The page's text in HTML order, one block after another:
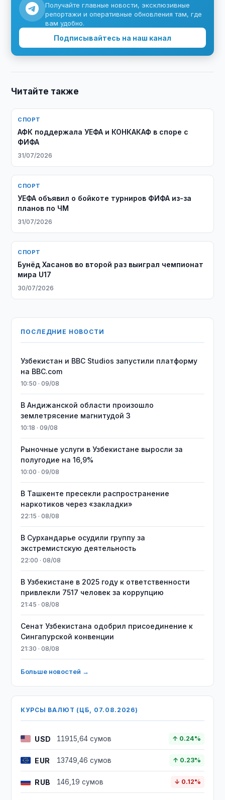
Получайте главные новости, эксклюзивные
репортажи и оперативные обновления там, где
вам удобно.
Подписывайтесь на наш канал
Читайте также
СПОРТ
АФК поддержала УЕФА и КОНКАКАФ в споре с
ФИФА
31/07/2026
СПОРТ
УЕФА объявил о бойкоте турниров ФИФА из-за
планов по ЧМ
31/07/2026
СПОРТ
Бунёд Хасанов во второй раз выиграл чемпионат
мира U17
30/07/2026
ПОСЛЕДНИЕ НОВОСТИ
Узбекистан и BBC Studios запустили платформу
на BBC.com
10:50 · 09/08
В Андижанской области произошло
землетрясение магнитудой 3
10:18 · 09/08
Рыночные услуги в Узбекистане выросли за
полугодие на 16,9%
10:00 · 09/08
В Ташкенте пресекли распространение
наркотиков через «закладки»
22:15 · 08/08
В Сурхандарье осудили группу за
экстремистскую деятельность
22:00 · 08/08
В Узбекистане в 2025 году к ответственности
привлекли 7517 человек за коррупцию
21:45 · 08/08
Сенат Узбекистана одобрил присоединение к
Сингапурской конвенции
21:30 · 08/08
Больше новостей →
КУРСЫ ВАЛЮТ (ЦБ, 07.08.2026)
USD 11915,64 сумов ↑ 0.24%
EUR 13749,46 сумов ↑ 0.23%
RUB 146,19 сумов ↓ 0.12%